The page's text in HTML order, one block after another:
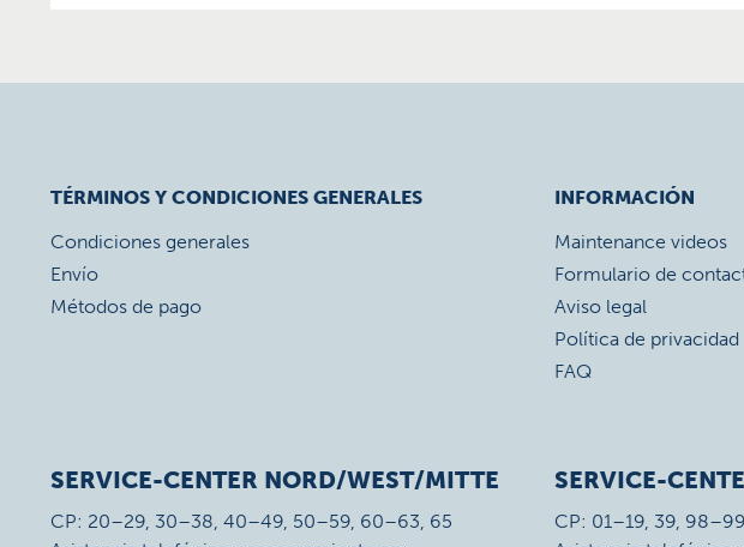
TÉRMINOS Y CONDICIONES GENERALES
Condiciones generales
Envío
Métodos de pago
INFORMACIÓN
Maintenance videos
Formulario de
Aviso legal
Política de privacidad
FAQ
SERVICE-CENTER NORD/WEST/MITTE
CP: 20–29, 30–38, 40–49, 50–59, 60–63, 65
SERVICE-
CP: 01–19, 39, 98–99